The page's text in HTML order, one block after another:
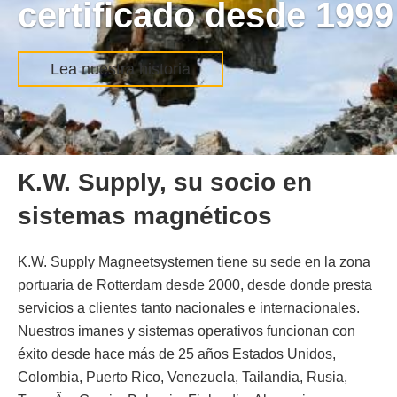
••
instalaciones
magnéticas para
Solines buizen & staal
ver proyecto
K.W. Supply, su socio en
sistemas magnéticos
K.W. Supply Magneetsystemen tiene su sede en la zona
portuaria de Rotterdam desde 2000, desde donde presta
servicios a clientes tanto nacionales e internacionales.
Nuestros imanes y sistemas operativos funcionan con
éxito desde hace más de 25 años Estados Unidos,
Colombia, Puerto Rico, Venezuela, Tailandia, Rusia,